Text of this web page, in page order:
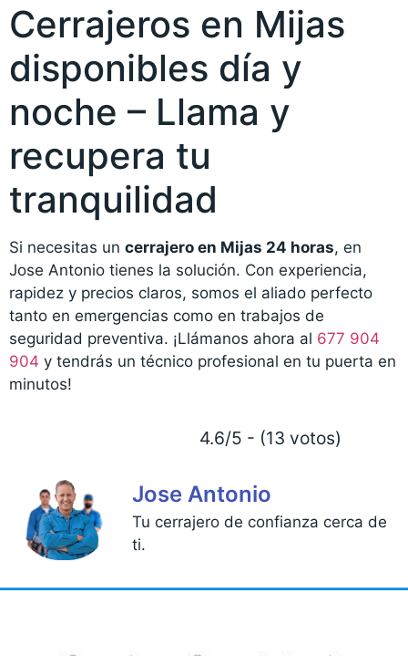
Cerrajeros en Mijas
disponibles día y
noche – Llama y
recupera tu
tranquilidad
Si necesitas un cerrajero en Mijas 24 horas, en
Jose Antonio tienes la solución. Con experiencia,
rapidez y precios claros, somos el aliado perfecto
tanto en emergencias como en trabajos de
seguridad preventiva. ¡Llámanos ahora al 677 904
904 y tendrás un técnico profesional en tu puerta en
minutos!
4.6/5 - (13 votos)
Jose Antonio
Tu cerrajero de confianza cerca de
ti.